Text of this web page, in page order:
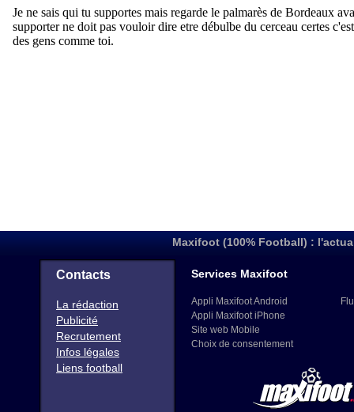
Maxifoot (100% Football) :
Contacts
La rédaction
Publicité
Recrutement
Infos légales
Liens football
Services Maxifoot
Appli Maxifoot Android
Appli Maxifoot iPhone
Site web Mobile
Choix de consentement